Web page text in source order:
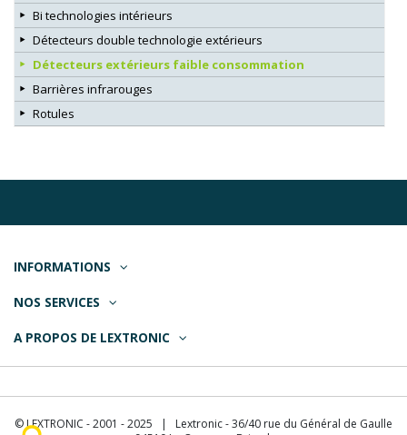
Bi technologies intérieurs
Détecteurs double technologie extérieurs
Détecteurs extérieurs faible consommation
Barrières infrarouges
Rotules
INFORMATIONS
NOS SERVICES
A PROPOS DE LEXTRONIC
© LEXTRONIC - 2001 - 2025 | Lextronic - 36/40 rue du Général de Gaulle